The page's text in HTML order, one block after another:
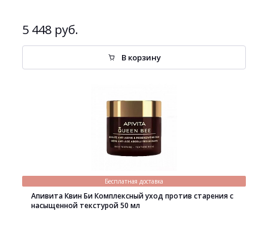
5 448 руб.
В корзину
Бесплатная доставка
Апивита Квин Би Комплексный уход против старения с
насыщенной текстурой 50 мл